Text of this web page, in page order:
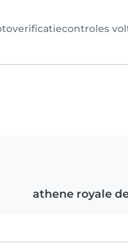
athene royale